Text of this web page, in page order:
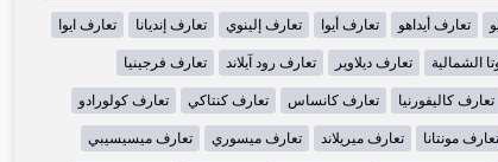
تعارف أيداهو تعارف أيوا تعارف إلينوي تعارف إنديانا تعارف ايوا
الشمالية تعارف ديلاوير تعارف رود آيلاند تعارف فرجينيا
تعارف كاليفورنيا تعارف كانساس تعارف كنتاكي تعارف كولورادو
تعارف مونتانا تعارف ميريلاند تعارف ميسوري تعارف ميسيسيبي